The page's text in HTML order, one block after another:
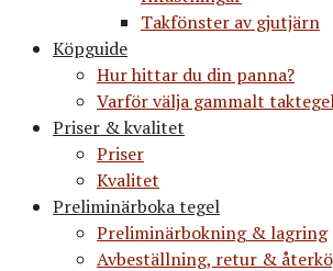
Takfönster av gjutjärn
Köpguide
Hur hittar du din panna?
Varför välja gammalt
Priser & kvalitet
Priser
Kvalitet
Preliminärboka tegel
Preliminärbokning & lagring
Avbeställning, retur &